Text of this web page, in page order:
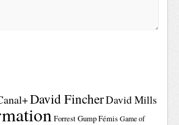
David FincherDavid Mills
Forrest GumpFémis Game of